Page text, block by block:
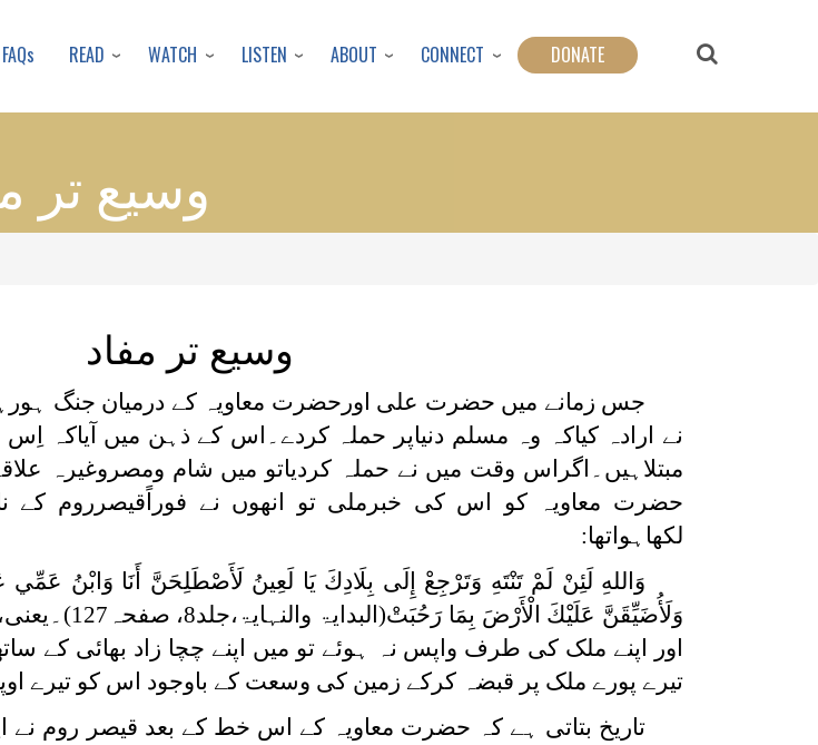
to
content
FAQs READ WATCH LISTEN ABOUT CONNECT DONATE
وسيع تر
وسيع تر مفاد
جس زمانے میں حضرت علی اورحضرت معاویہ کے درمیان جنگ
نے ارادہ کیاکہ وہ مسلم دنیاپر حملہ کردے۔اس کے ذہن میں آیاکہ
مبتلاہیں۔اگراس وقت میں نے حملہ کردیاتو میں شام ومصروغیرہ
حضرت معاویہ کو اس کی خبرملی تو انھوں نے فوراًقیصرروم کے
لکھاہواتھا:
‌وَاللهِ ‌لَئِنْ ‌لَمْ ‌تَنْتَهِ ‌وَتَرْجِعْ إِلَى بِلَادِكَ يَا لَعِينُ لَأَصْطَلِحَنَّ أَنَا وَابْنُ
وَلَأُضَيِّقَنَّ عَلَيْكَ الْأَرْضَ بِمَا رَحُبَتْ
(البدایۃ
اور اپنے ملک کی طرف واپس نہ ہوئے تو میں اپنے چچا زاد بھائی کے
تیرے پورے ملک پر قبضہ کرکے زمین کی وسعت کے باوجود اس کو تیرے
تاریخ بتاتی ہے کہ حضرت معاویہ کے اس خط کے بعد قیصر روم نے